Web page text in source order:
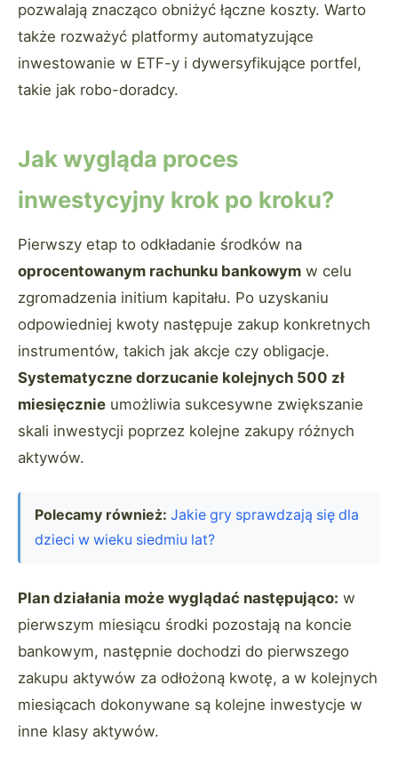
pozwalają znacząco obniżyć łączne koszty. Warto
także rozważyć platformy automatyzujące
inwestowanie w ETF-y i dywersyfikujące portfel,
takie jak robo-doradcy.
Jak wygląda proces
inwestycyjny krok po kroku?
Pierwszy etap to odkładanie środków na
oprocentowanym rachunku bankowym w celu
zgromadzenia initium kapitału. Po uzyskaniu
odpowiedniej kwoty następuje zakup konkretnych
instrumentów, takich jak akcje czy obligacje.
Systematyczne dorzucanie kolejnych 500 zł
miesięcznie umożliwia sukcesywne zwiększanie
skali inwestycji poprzez kolejne zakupy różnych
aktywów.
Polecamy również: Jakie gry sprawdzają się dla
dzieci w wieku siedmiu lat?
Plan działania może wyglądać następująco: w
pierwszym miesiącu środki pozostają na koncie
bankowym, następnie dochodzi do pierwszego
zakupu aktywów za odłożoną kwotę, a w kolejnych
miesiącach dokonywane są kolejne inwestycje w
inne klasy aktywów.